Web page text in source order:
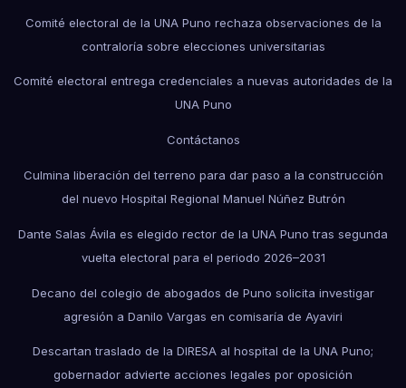
Comité electoral de la UNA Puno rechaza observaciones de la
contraloría sobre elecciones universitarias
Comité electoral entrega credenciales a nuevas autoridades de la
UNA Puno
Contáctanos
Culmina liberación del terreno para dar paso a la construcción
del nuevo Hospital Regional Manuel Núñez Butrón
Dante Salas Ávila es elegido rector de la UNA Puno tras segunda
vuelta electoral para el periodo 2026–2031
Decano del colegio de abogados de Puno solicita investigar
agresión a Danilo Vargas en comisaría de Ayaviri
Descartan traslado de la DIRESA al hospital de la UNA Puno;
gobernador advierte acciones legales por oposición